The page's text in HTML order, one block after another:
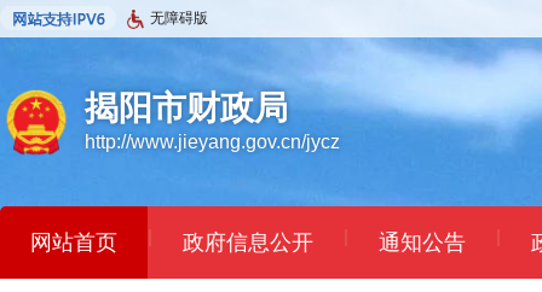
无障碍版
揭阳市财政局
http://www.jieyang.gov.cn/jycz
网站首页 | 政府信息公开 | 通知公告 |